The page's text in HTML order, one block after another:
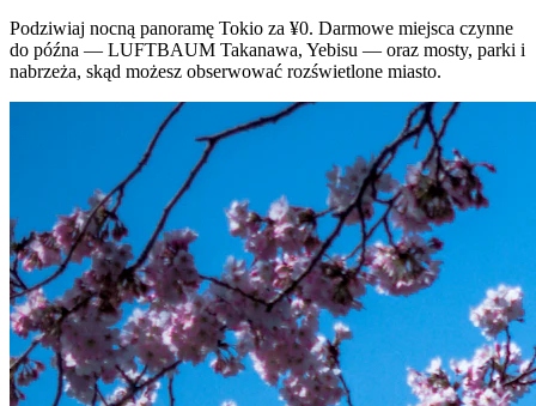
Podziwiaj nocną panoramę Tokio za ¥0. Darmowe miejsca czynne
do późna — LUFTBAUM Takanawa, Yebisu — oraz mosty, parki i
nabrzeża, skąd możesz obserwować rozświetlone miasto.